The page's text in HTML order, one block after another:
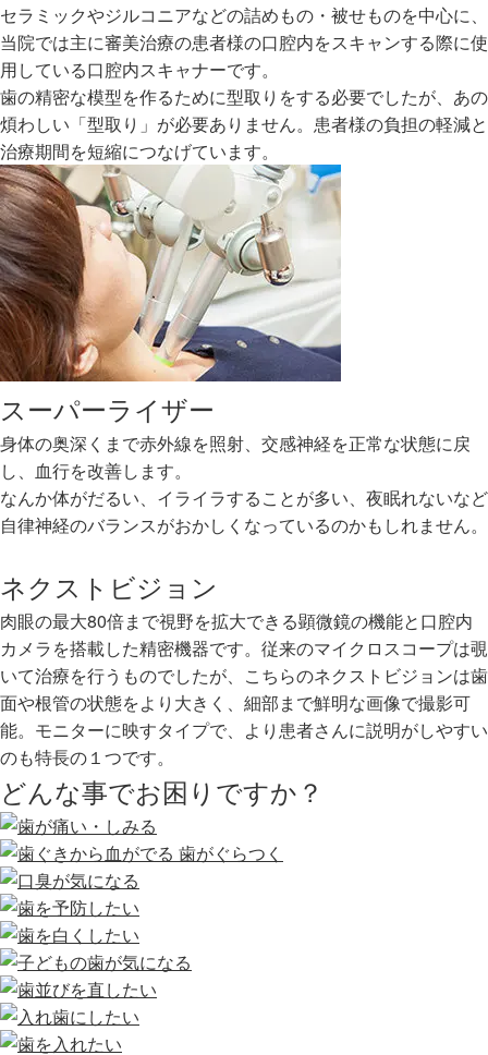
セラミックやジルコニアなどの詰めもの・被せものを中心に、
当院では主に審美治療の患者様の口腔内をスキャンする際に使
用している口腔内スキャナーです。
歯の精密な模型を作るために型取りをする必要でしたが、あの
煩わしい「型取り」が必要ありません。患者様の負担の軽減と
治療期間を短縮につなげています。
スーパーライザー
身体の奥深くまで赤外線を照射、交感神経を正常な状態に戻
し、血行を改善します。
なんか体がだるい、イライラすることが多い、夜眠れないなど
自律神経のバランスがおかしくなっているのかもしれません。
ネクストビジョン
肉眼の最大80倍まで視野を拡大できる顕微鏡の機能と口腔内
カメラを搭載した精密機器です。従来のマイクロスコープは覗
いて治療を行うものでしたが、こちらのネクストビジョンは歯
面や根管の状態をより大きく、細部まで鮮明な画像で撮影可
能。モニターに映すタイプで、より患者さんに説明がしやすい
のも特長の１つです。
どんな事でお困りですか？